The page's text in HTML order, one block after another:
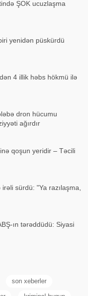
ŞOK ucuzlaşma
yenidən püskürdü
4 illik həbs hökmü ilə
dron hücumu
ağırdır
qoşun yeridir – Təcili
sürdü: "Ya razılaşma,
ın tərəddüdü: Siyasi
son xeberler